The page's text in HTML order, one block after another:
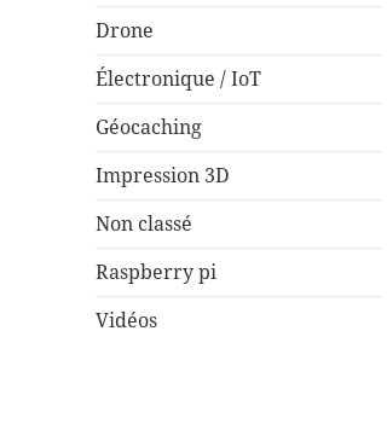
Drone
Électronique / IoT
Géocaching
Impression 3D
Non classé
Raspberry pi
Vidéos